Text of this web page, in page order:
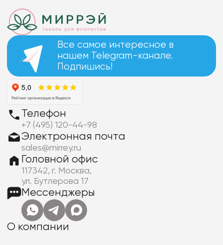
Все самое интересное в
нашем Telegram-канале.
Подпишись!
Телефон
+7 (495) 120-44-98
Электронная почта
sales@mirrey.ru
Головной офис
117342, г. Москва,
ул. Бутлерова 17
Мессенджеры
О компании